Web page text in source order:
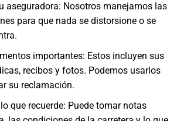
aseguradora: Nosotros manejamos las
para que nada se distorsione o se
importantes: Estos incluyen sus
recibos y fotos. Podemos usarlos
su reclamación.
que recuerde: Puede tomar notas